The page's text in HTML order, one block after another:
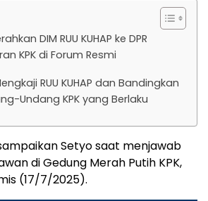
DIM RUU KUHAP ke DPR
KPK di Forum Resmi
RUU KUHAP dan Bandingkan
Undang KPK yang Berlaku
Setyo saat menjawab
di Gedung Merah Putih KPK,
(17/7/2025).